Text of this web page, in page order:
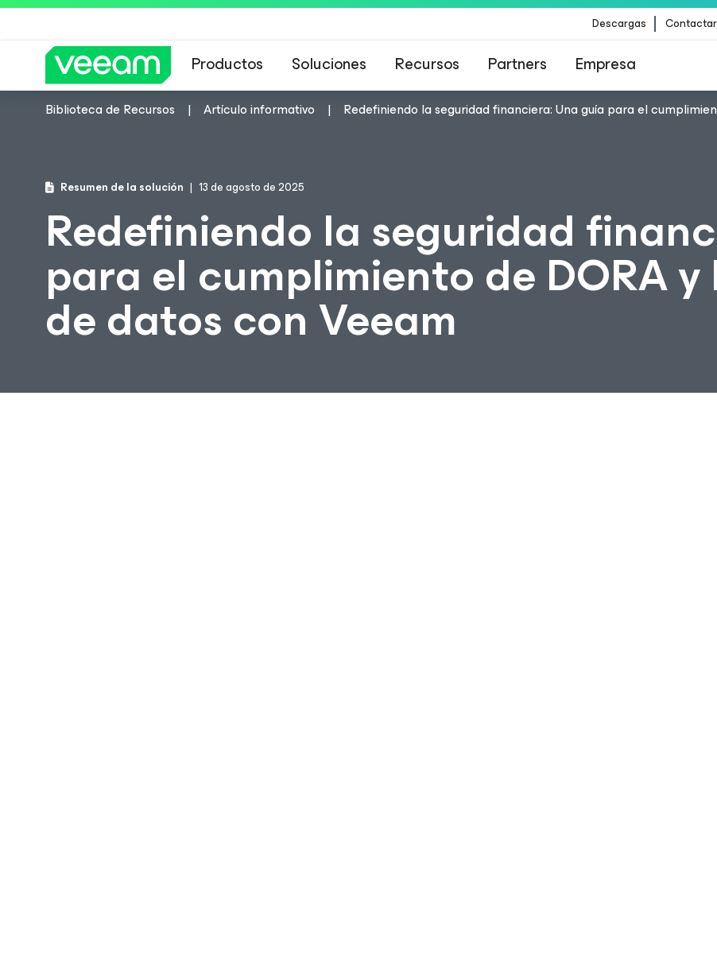
Descargas
Productos Soluciones Recursos Partners Empresa
Biblioteca de Recursos Artículo informativo Redefiniendo la seguridad financiera: Una guía para el
Resumen de la solución 13 de agosto de 2025
Redefiniendo la seguridad
para el cumplimiento de DORA
de datos con Veeam